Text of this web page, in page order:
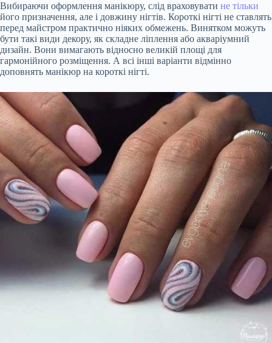
Вибираючи оформлення манікюру, слід враховувати не тільки
його призначення, але і довжину нігтів. Короткі нігті не ставлять
перед майстром практично ніяких обмежень. Винятком можуть
бути такі види декору, як складне ліплення або акваріумний
дизайн. Вони вимагають відносно великій площі для
гармонійного розміщення. А всі інші варіанти відмінно
доповнять манікюр на короткі нігті.